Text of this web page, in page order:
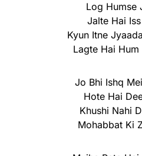
Log Humse
Jalte Hai
Kyun Itne
Lagte Hai Hum
Jo Bhi Ishq
Hote Hai
Khushi Nahi
Mohabbat Ki